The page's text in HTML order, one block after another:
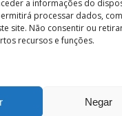
a informações do
processar dados,
site. Não consentir ou
recursos e funções.
Negar
. Todos os